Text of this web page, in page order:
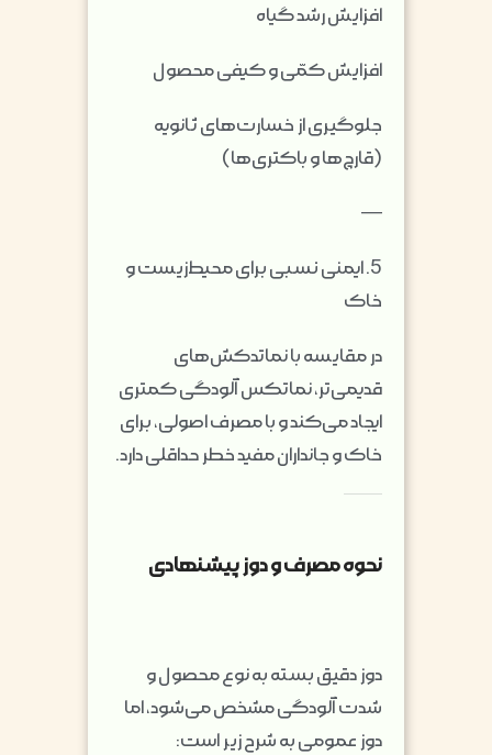
افزایش رشد گیاه
افزایش کمّی و کیفی محصول
جلوگیری از خسارت‌های ثانویه
(قارچ‌ها و باکتری‌ها)
—
5. ایمنی نسبی برای محیط‌زیست و
خاک
در مقایسه با نماتدکش‌های
قدیمی‌تر، نماتکس آلودگی کمتری
ایجاد می‌کند و با مصرف اصولی، برای
خاک و جانداران مفید خطر حداقلی دارد.
نحوه مصرف و دوز پیشنهادی
دوز دقیق بسته به نوع محصول و
شدت آلودگی مشخص می‌شود، اما
دوز عمومی به شرح زیر است: